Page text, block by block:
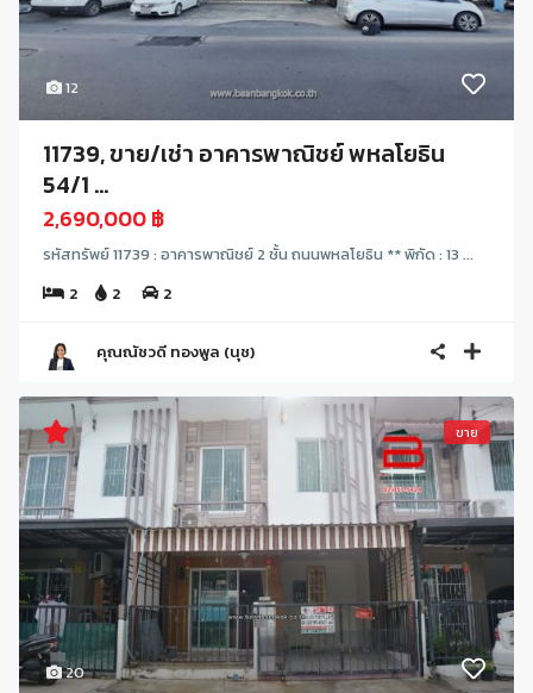
12
11739, ขาย/เช่า อาคารพาณิชย์ พหลโยธิน
54/1 ...
2,690,000 ฿
รหัสทรัพย์ 11739 : อาคารพาณิชย์ 2 ชั้น ถนนพหลโยธิน ** พิกัด : 13 ...
2
2 2
คุณณัชวดี ทองพูล (นุช)
20
ขาย